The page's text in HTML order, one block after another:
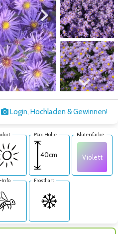
Zum nächsten Bild
Zum nächsten Bild
Login, Hochladen & Gewinnen!
Max. Höhe
40cm
Blütenfarbe
Violett
Info Frosthart